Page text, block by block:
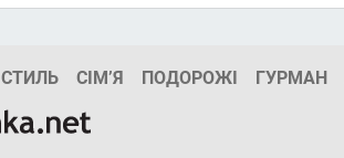
СТИЛЬ СІМ’Я ПОДОРОЖІ ГУРМАН